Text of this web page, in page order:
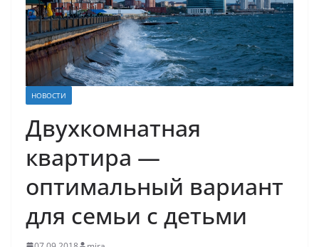
НОВОСТИ
Двухкомнатная
квартира —
оптимальный вариант
для семьи с детьми